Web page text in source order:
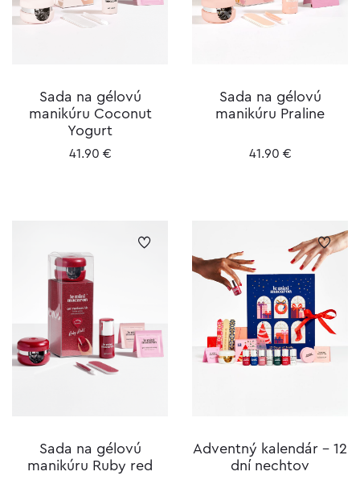
Sada na gélovú
manikúru Coconut
Yogurt
41.90 €
Sada na gélovú
manikúru Praline
41.90 €
Sada na gélovú
manikúru Ruby red
Adventný kalendár – 12
dní nechtov